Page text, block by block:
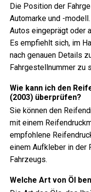
Die Position der
Automarke und -
Autos eingeprägt oder
Es empfiehlt sich, im
nach genauen Details
Fahrgestellnummer zu
Wie kann ich den
(2003) überprüfen?
Sie können den
mit einem
empfohlene
einem Aufkleber in der
Fahrzeugs.
Welche Art von Öl